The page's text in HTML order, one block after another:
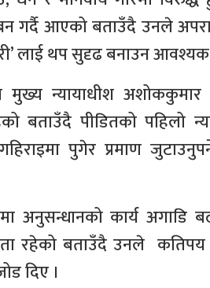
गर्दै आएको बताउँदै उनले
लाई थप सुदृढ बनाउन
मुख्य न्यायाधीश
बताउँदै पीडितको पहिलो
पुगेर प्रमाण
अनुसन्धानको कार्य अगाडि
रहेको बताउँदै उनले कतिपय
दिए ।